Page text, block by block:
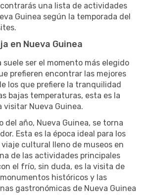
una lista de actividades
Guinea según la temporada del
en Nueva Guinea
suele ser el momento más elegido
prefieren encontrar las mejores
los que prefiere la tranquilidad
bajas temperaturas, esta es la
visitar Nueva Guinea.
del año, Nueva Guinea, se torna
Esta es la época ideal para los
cultural lleno de museos en
de las actividades principales
el frío, sin duda, es la visita de
históricos y las
gastronómicas de Nueva Guinea